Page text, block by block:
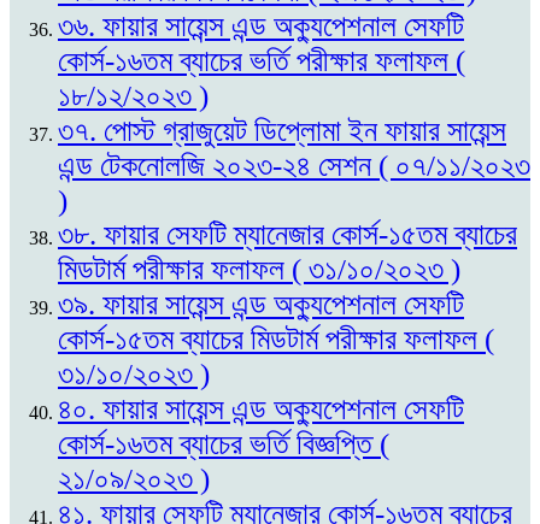
৩৬. ফায়ার সায়েন্স এন্ড অক্যুপেশনাল সেফটি
কোর্স-১৬তম ব্যাচের ভর্তি পরীক্ষার ফলাফল (
১৮/১২/২০২৩ )
৩৭. পোস্ট গ্রাজুয়েট ডিপ্লোমা ইন ফায়ার সায়েন্স
এন্ড টেকনোলজি ২০২৩-২৪ সেশন ( ০৭/১১/২০২৩
)
৩৮. ফায়ার সেফটি ম্যানেজার কোর্স-১৫তম ব্যাচের
মিডটার্ম পরীক্ষার ফলাফল ( ৩১/১০/২০২৩ )
৩৯. ফায়ার সায়েন্স এন্ড অক্যুপেশনাল সেফটি
কোর্স-১৫তম ব্যাচের মিডটার্ম পরীক্ষার ফলাফল (
৩১/১০/২০২৩ )
৪০. ফায়ার সায়েন্স এন্ড অক্যুপেশনাল সেফটি
কোর্স-১৬তম ব্যাচের ভর্তি বিজ্ঞপ্তি (
২১/০৯/২০২৩ )
৪১. ফায়ার সেফটি ম্যানেজার কোর্স-১৬তম ব্যাচের